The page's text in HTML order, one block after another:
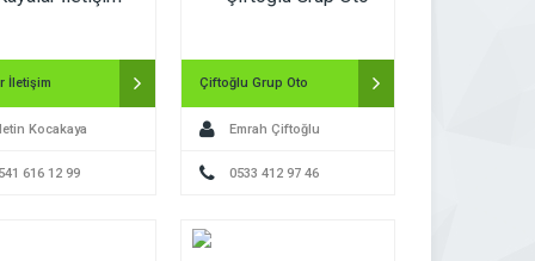
İletişim
Kocakaya
616 12 99
Çiftoğlu Grup Oto
Emrah Çiftoğlu
0533 412 97 46